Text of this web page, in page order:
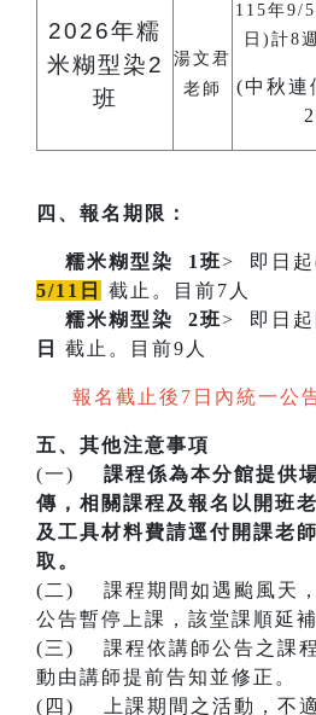
2026年糯
米糊型染2
班
湯文君
老師
115年9/
日)計8
(中秋連
四、報名期限：
糯米糊型染 1班> 即日起
5/11日
截止。目前7人
糯米糊型染
2班> 即日起
日 截止。目前9人
報名截止後7日內統一公告
五、其他注意事項
(一) 課程係為本分館提供
傳，相關課程及報名以開班
及工具材料費請逕付開課老
取。
(二) 課程期間如遇颱風天，
公告暫停上課，該堂課順延補
(三) 課程依講師公告之課
動由講師提前告知並修正。
(四) 上課期間之活動，不適